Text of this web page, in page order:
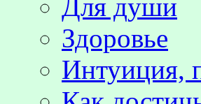
Для души
Здоровье
Интуиция,